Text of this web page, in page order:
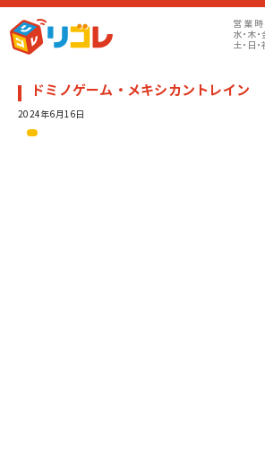
営業
水・木・
土・日・
ドミノゲーム・メキシカントレイン
2024年6月16日